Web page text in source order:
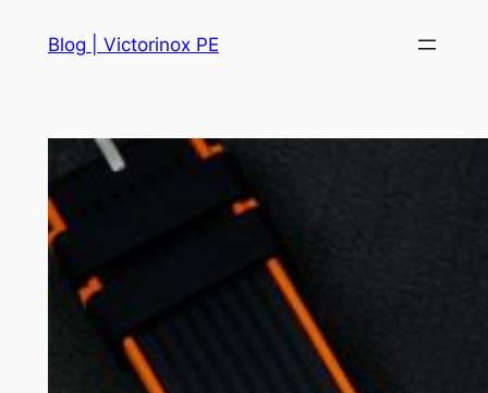
Blog | Victorinox PE